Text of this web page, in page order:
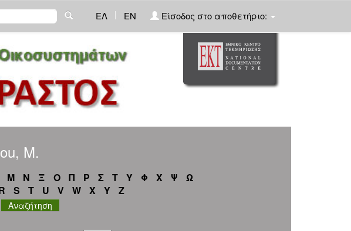
ΕΛ | EN Είσοδος στο αποθετήριο:
M.
Μ Ν Ξ Ο Π Ρ Σ Τ Υ Φ Χ Ψ
Ω
S T U V W X Y Z